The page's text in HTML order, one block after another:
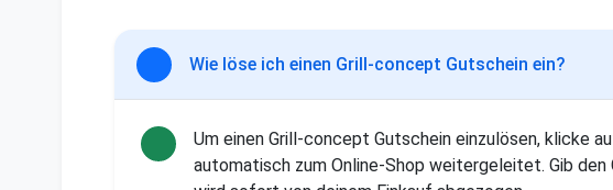
Wie löse ich einen Grill-concept Gutschein ein?
Um einen Grill-concept Gutschein einzulösen, klicke
automatisch zum Online-Shop weitergeleitet. Gib